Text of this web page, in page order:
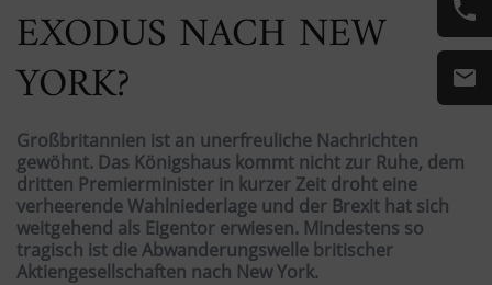
EXODUS NACH NEW
YORK?
Großbritannien ist an unerfreuliche Nachrichten
gewöhnt. Das Königshaus kommt nicht zur Ruhe, dem
dritten Premierminister in kurzer Zeit droht eine
verheerende Wahlniederlage und der Brexit hat sich
weitgehend als Eigentor erwiesen. Mindestens so
tragisch ist die Abwanderungswelle britischer
Aktiengesellschaften nach New York.